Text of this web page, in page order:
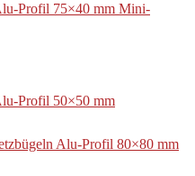
Profil 75×40 mm Mini-
Profil 50×50 mm
Alu-Profil 80×80 mm